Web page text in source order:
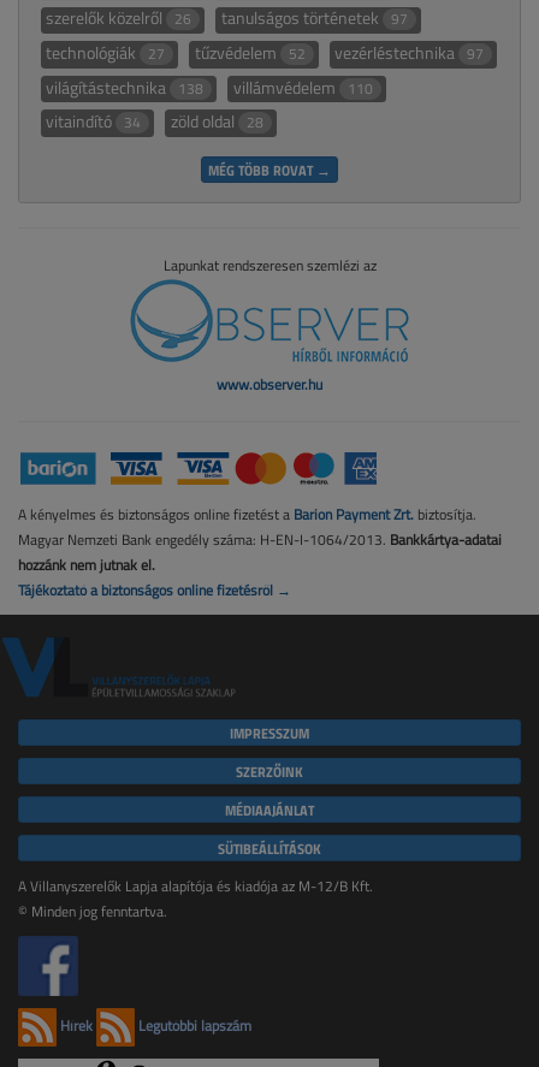
szerelők közelről 26 tanulságos történetek 97
technológiák 27 tűzvédelem 52 vezérléstechnika 97
világítástechnika 138 villámvédelem 110
vitaindító 34 zöld oldal 28
MÉG TÖBB ROVAT →
Lapunkat rendszeresen szemlézi az
www.observer.hu
A kényelmes és biztonságos online fizetést a Barion Payment Zrt. biztosítja.
Magyar Nemzeti Bank engedély száma: H-EN-I-1064/2013. Bankkártya-adatai
hozzánk nem jutnak el.
Tájékoztató a biztonságos online fizetésről →
IMPRESSZUM
SZERZŐINK
MÉDIAAJÁNLAT
SÜTIBEÁLLÍTÁSOK
A Villanyszerelők Lapja alapítója és kiadója az M-12/B Kft.
© Minden jog fenntartva.
Hírek Legutóbbi lapszám